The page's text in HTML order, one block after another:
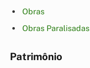
Obras
Obras Paralisadas
Patrimônio